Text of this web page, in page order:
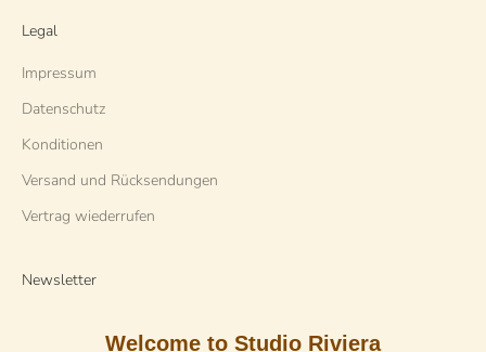
Legal
Impressum
Datenschutz
Konditionen
Versand und Rücksendungen
Vertrag wiederrufen
Newsletter
Welcome to Studio Riviera